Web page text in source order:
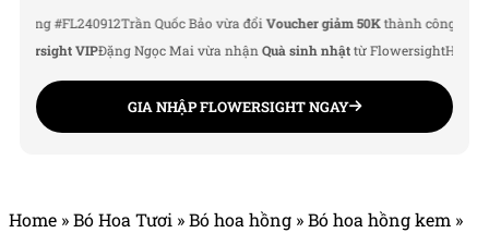
Địa chỉ: 120B Huỳnh Văn Bánh, P.11, Quận Phú
Nhuận, TP.HCM
Hotline: 093 407 2575
Website: https://flowersight.com/
#FL240912Trần Quốc Bảo vừa đổiVoucher giảm 50Kthành côngLê Thu Hà
VIPĐặng Ngọc Mai vừa nhậnQuà sinh nhậttừ FlowersightHoàng
GIA NHẬP FLOWERSIGHT NGAY
Home »Bó Hoa Tươi »Bó hoa hồng »Bó hoa hồng kem »